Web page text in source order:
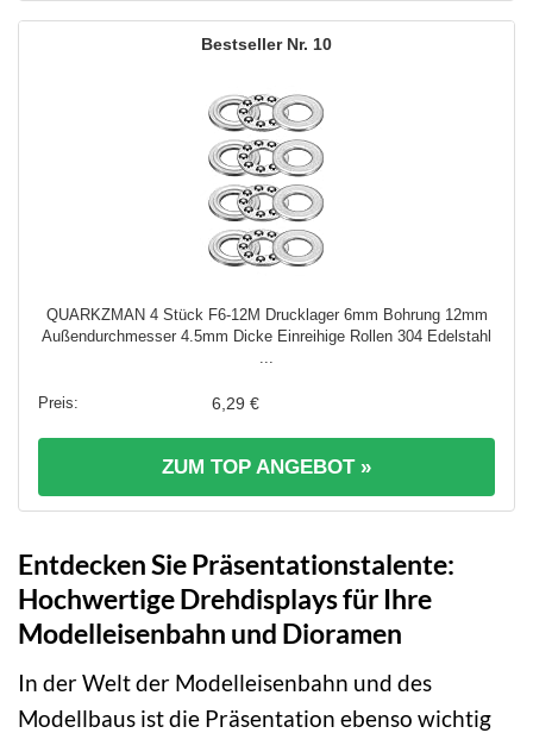
10
QUARKZMAN 4 Stück F6-12M Drucklager 6mm Bohrung 12mm
Außendurchmesser 4.5mm Dicke Einreihige Rollen 304 Edelstahl
...
6,29 €
ZUM TOP ANGEBOT »
Entdecken Sie Präsentationstalente:
Hochwertige Drehdisplays für Ihre
Modelleisenbahn und Dioramen
In der Welt der Modelleisenbahn und des
Modellbaus ist die Präsentation ebenso wichtig